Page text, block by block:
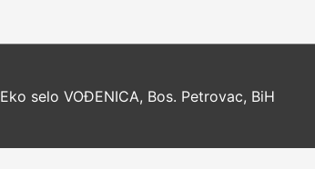
Eko selo VOĐENICA, Bos. Petrovac, BiH